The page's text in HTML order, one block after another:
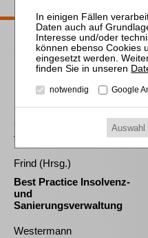
Passende Bücher
Klostermann
Die absolute und die
Unternehmensreorganisa
tion
Frind (Hrsg.)
Best Practice Insolvenz-
und
Sanierungsverwaltung
Westermann
notwendig Google
Auswahl